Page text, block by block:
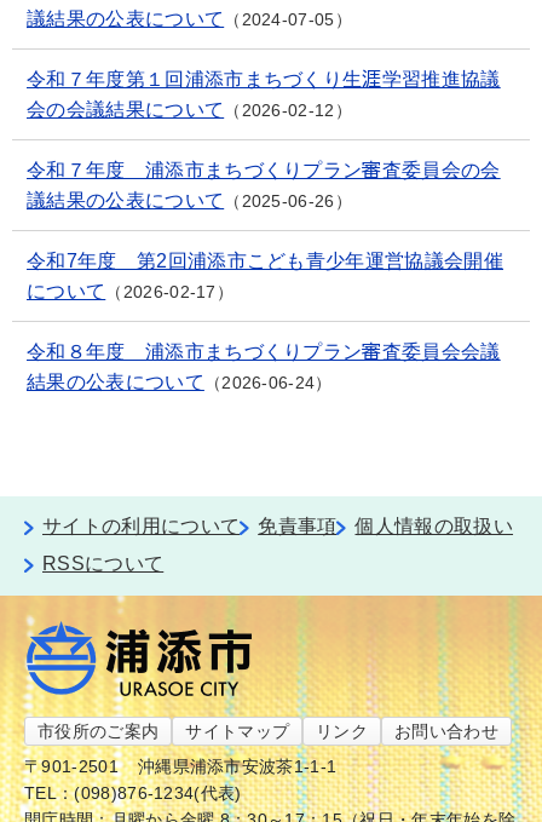
議結果の公表について
2024-07-05
令和７年度第１回浦添市まちづくり生涯学習推進協議
会の会議結果について
2026-02-12
令和７年度 浦添市まちづくりプラン審査委員会の会
議結果の公表について
2025-06-26
令和7年度 第2回浦添市こども青少年運営協議会開催
について
2026-02-17
令和８年度 浦添市まちづくりプラン審査委員会会議
結果の公表について
2026-06-24
サイトの利用について 免責事項
個人情報の取扱い
RSSについて
市役所のご案内 サイトマップ リンク
お問い合わせ
〒901-2501
沖縄県浦添市安波茶1-1-1
TEL：(098)876-1234(代表)